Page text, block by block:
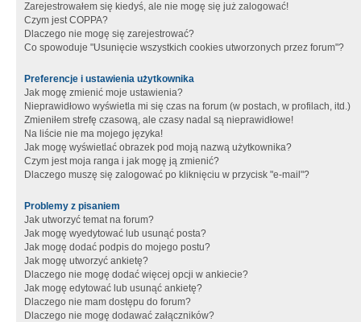
Zarejestrowałem się kiedyś, ale nie mogę się już zalogować!
Czym jest COPPA?
Dlaczego nie mogę się zarejestrować?
Co spowoduje "Usunięcie wszystkich cookies utworzonych przez forum"?
Preferencje i ustawienia użytkownika
Jak mogę zmienić moje ustawienia?
Nieprawidłowo wyświetla mi się czas na forum (w postach, w profilach, itd.)
Zmieniłem strefę czasową, ale czasy nadal są nieprawidłowe!
Na liście nie ma mojego języka!
Jak mogę wyświetlać obrazek pod moją nazwą użytkownika?
Czym jest moja ranga i jak mogę ją zmienić?
Dlaczego muszę się zalogować po kliknięciu w przycisk "e-mail"?
Problemy z pisaniem
Jak utworzyć temat na forum?
Jak mogę wyedytować lub usunąć posta?
Jak mogę dodać podpis do mojego postu?
Jak mogę utworzyć ankietę?
Dlaczego nie mogę dodać więcej opcji w ankiecie?
Jak mogę edytować lub usunąć ankietę?
Dlaczego nie mam dostępu do forum?
Dlaczego nie mogę dodawać załączników?